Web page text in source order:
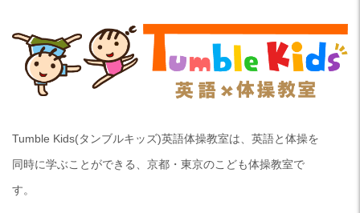
Tumble Kids(タンブルキッズ)英語体操教室は、英語と体操を
同時に学ぶことができる、京都・東京のこども体操教室で
す。